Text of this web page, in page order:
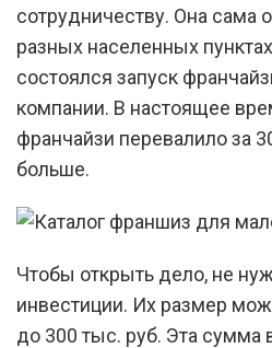
сотрудничеству. Она сама
разных населенных
состоялся запуск
компании. В настоящее
франчайзи перевалило за
больше.
Чтобы открыть дело, не
инвестиции. Их размер
до 300 тыс. руб. Эта сумма